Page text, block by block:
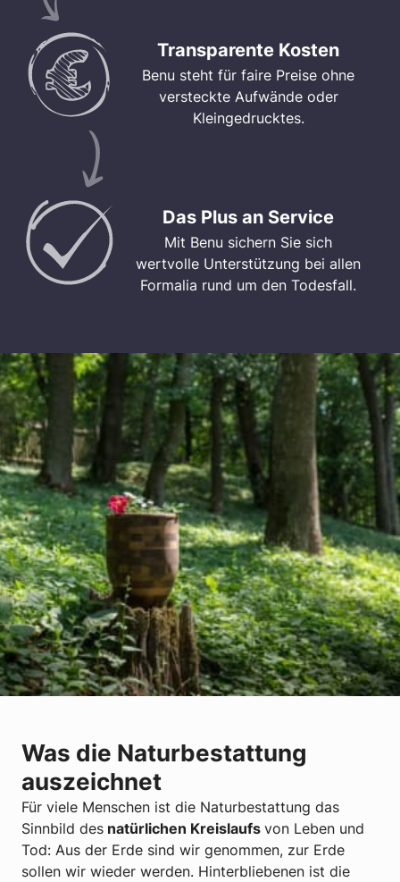
Transparente Kosten
Benu steht für faire Preise ohne
versteckte Aufwände oder
Kleingedrucktes.
Das Plus an Service
Mit Benu sichern Sie sich
wertvolle Unterstützung bei allen
Formalia rund um den Todesfall.
Was die Naturbestattung
auszeichnet
Für viele Menschen ist die Naturbestattung das
Sinnbild des natürlichen Kreislaufs von Leben und
Tod: Aus der Erde sind wir genommen, zur Erde
sollen wir wieder werden. Hinterbliebenen ist die